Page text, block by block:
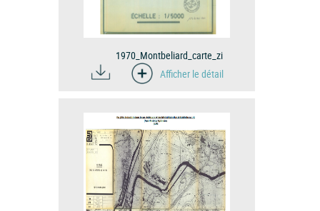
1970_Montbeliard_carte_zi
Afficher le détail